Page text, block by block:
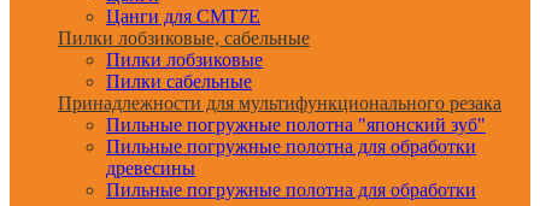
Цанги для CMT7E
Пилки лобзиковые, сабельные
Пилки лобзиковые
Пилки сабельные
Принадлежности для мультифункционального резака
Пильные погружные полотна "японский зуб"
Пильные погружные полотна для обработки
древесины
Пильные погружные полотна для обработки